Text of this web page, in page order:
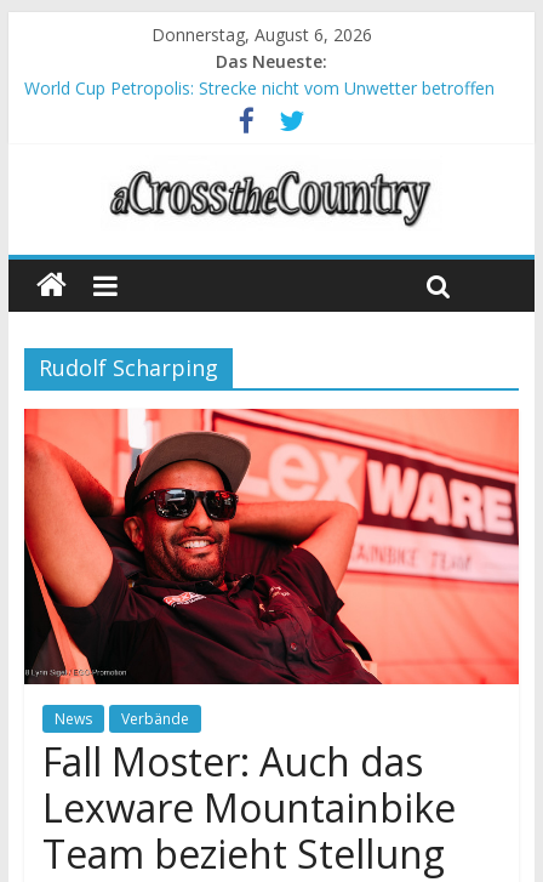
Donnerstag, August 6, 2026
Das Neueste:
World Cup Petropolis: Strecke nicht vom Unwetter betroffen
Krumbach und Obergessertshausen: Mountainbike-Bundesliga
Supercup Massi Banyoles: Siege für Carod und Richards
Halbzeit beim Andalucia Bike Race: Weltmeister Seewald führt
Chelva: Schweizer Doppelsieg beim ersten XCO-Rennen der
Rudolf Scharping
News Verbände
Fall Moster: Auch das
Lexware Mountainbike
Team bezieht Stellung